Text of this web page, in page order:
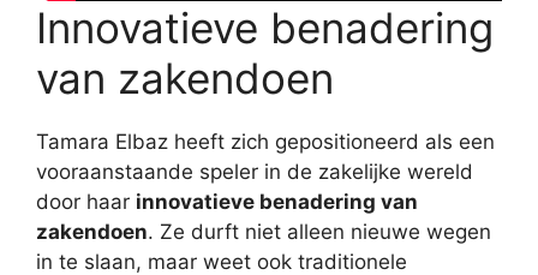
Innovatieve benadering
van zakendoen
Tamara Elbaz heeft zich gepositioneerd als een
vooraanstaande speler in de zakelijke wereld
door haar innovatieve benadering van
zakendoen. Ze durft niet alleen nieuwe wegen
in te slaan, maar weet ook traditionele